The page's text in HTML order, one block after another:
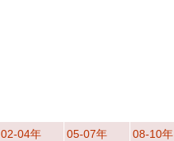
02-04年 05-07年 08-10年